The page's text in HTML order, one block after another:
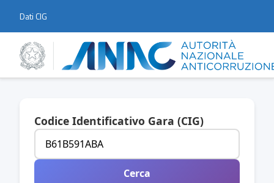
Dati CIG
Codice Identificativo Gara (CIG)
Cerca